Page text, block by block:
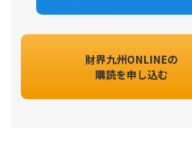
財界九州ONLINEの
購読を申し込む